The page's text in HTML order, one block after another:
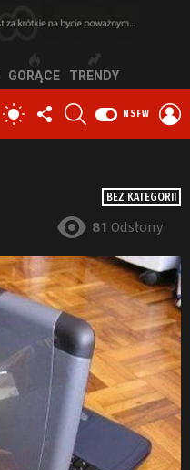
GORĄCE TRENDY
PRZEŁĄCZ
SKÓRKĘ
OBSERWUJ
NAS
NSFW
BEZ KATEGORII
81 Odsłony